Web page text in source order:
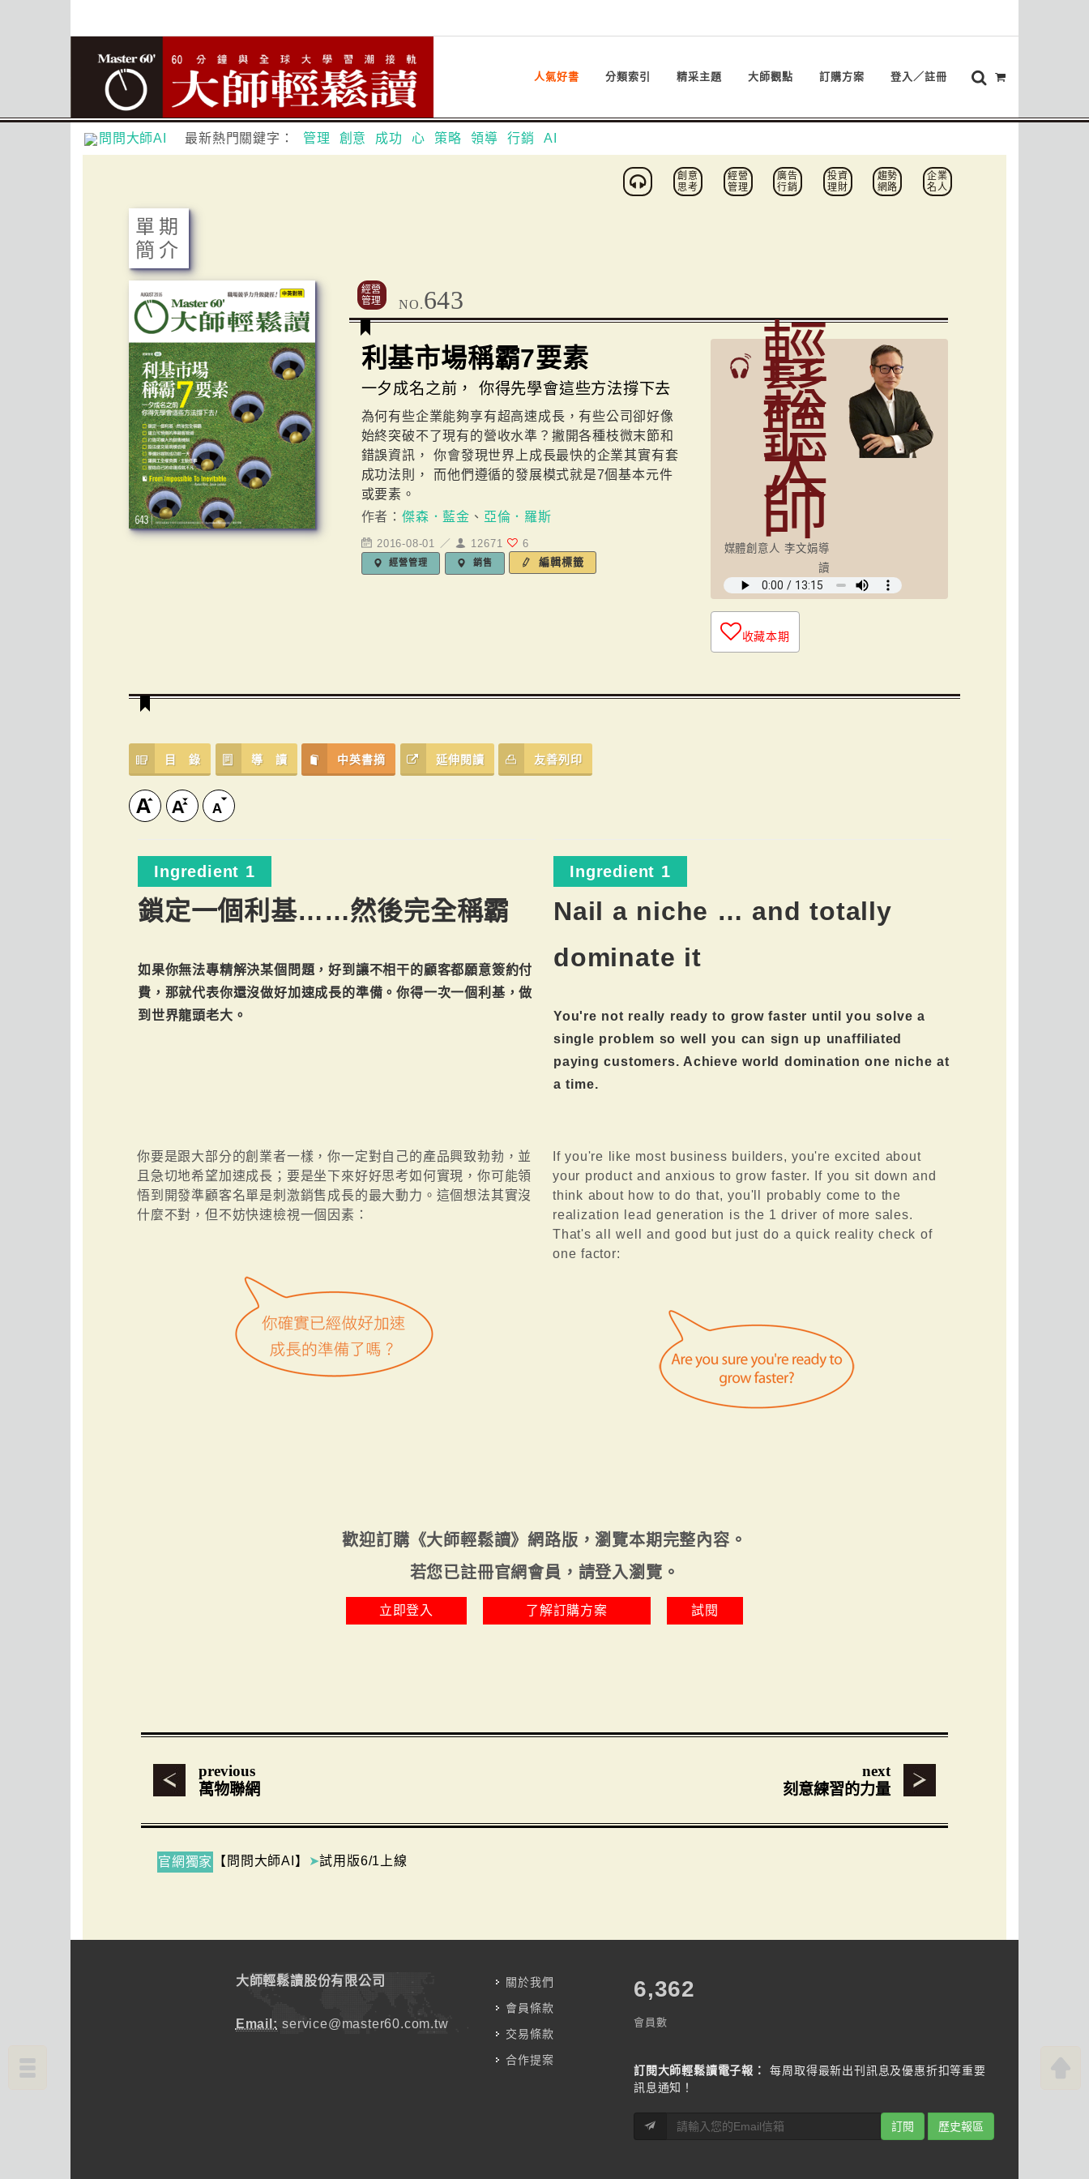
人氣好書 分類索引 精采主題 大師觀點 訂購方案 登入／註冊
問問大師AI 最新熱門關鍵字： 管理 創意 成功 心 策略 領導 行銷 AI
創意
思考
經營
管理
廣告
行銷
投資
理財
趨勢
網路
企業
名人
單期
簡介
經營
管理
NO.643
利基市場稱霸7要素
一夕成名之前， 你得先學會這些方法撐下去
為何有些企業能夠享有超高速成長，有些公司卻好像
始終突破不了現有的營收水準？撇開各種枝微末節和
錯誤資訊， 你會發現世界上成長最快的企業其實有套
成功法則， 而他們遵循的發展模式就是7個基本元件
或要素。
作者： 傑森．藍金 、 亞倫．羅斯
2016-08-01 ／ 12671 6
經營管理 銷售 編輯標籤
輕
鬆
聽
大
師
媒體創意人 李文娟導
讀
收藏本期
目 錄 導 讀 中英書摘 延伸閱讀 友善列印
Ingredient 1
鎖定一個利基……然後完全稱霸
如果你無法專精解決某個問題，好到讓不相干的顧客都願意簽約付
費，那就代表你還沒做好加速成長的準備。你得一次一個利基，做
到世界龍頭老大。
Ingredient 1
Nail a niche … and totally
dominate it
You're not really ready to grow faster until you solve a
single problem so well you can sign up unaffiliated
paying customers. Achieve world domination one niche at
a time.
你要是跟大部分的創業者一樣，你一定對自己的產品興致勃勃，並
且急切地希望加速成長；要是坐下來好好思考如何實現，你可能領
悟到開發準顧客名單是刺激銷售成長的最大動力。這個想法其實沒
什麼不對，但不妨快速檢視一個因素：
If you're like most business builders, you're excited about
your product and anxious to grow faster. If you sit down and
think about how to do that, you'll probably come to the
realization lead generation is the 1 driver of more sales.
That's all well and good but just do a quick reality check of
one factor:
歡迎訂購《大師輕鬆讀》網路版，瀏覽本期完整內容。
若您已註冊官網會員，請登入瀏覽。
立即登入 了解訂購方案 試閱
previous
萬物聯網
next
刻意練習的力量
官網獨家 【問問大師AI】 ➤試用版6/1上線
大師輕鬆讀股份有限公司
Email: service@master60.com.tw
關於我們
會員條款
交易條款
合作提案
7,787
會員數
訂閱大師輕鬆讀電子報：
每周取得最新出刊訊息及優惠折扣等重要
訊息通知！
訂閱 歷史報區